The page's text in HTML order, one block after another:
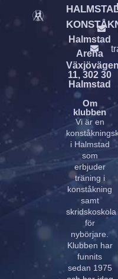
Halmstad
Arena
Växjövägen
11, 302 30
Halmstad
Om
klubben
Vi är en
i Halmstad
som
erbjuder
träning i
konståkning
samt
skridskoskola
för
nybörjare.
Klubben har
funnits
sedan 1975